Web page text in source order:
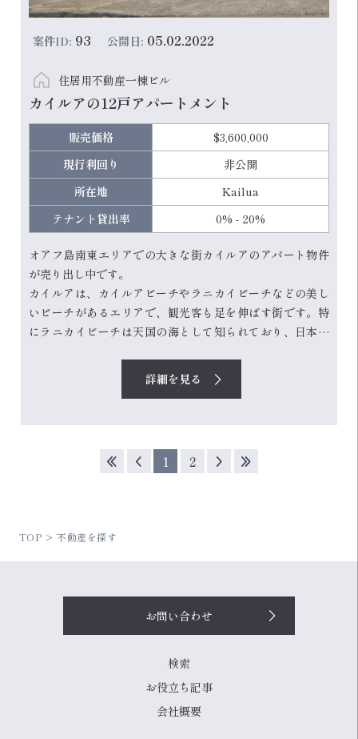
案件ID: 93 公開日: 05.02.2022
住居用不動産一棟ビル
カイルアの12戸アパートメント
販売価格
$3,600,000
現行利回り
非公開
所在地
Kailua
テナント貸出率
0% - 20%
オアフ島南東エリアでの大きな街カイルアのアパート物件
が売り出し中です。
カイルアは、カイルアビーチやラニカイビーチなどの美し
いビーチがあるエリアで、観光客も足を伸ばす街です。特
にラニカイビーチは天国の海として知られており、日本人
本物件は、ホノルルエリアからカイルアに向かう、山を越
える1本道61号線から続くカイルアロードがカイルア市内に
1ベッドルームが10部屋、スタジオが2部...
詳細を見る
1 2
TOP 不動産を探す
お問い合わせ
検索
お役立ち記事
会社概要